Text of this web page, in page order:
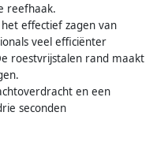
reefhaak.
het effectief zagen van
veel efficiënter
roestvrijstalen rand maakt
en een
seconden